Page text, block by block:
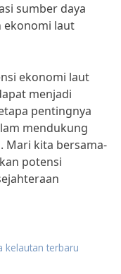
sumber daya
ekonomi laut
ekonomi laut
menjadi
pentingnya
mendukung
Mari kita bersama-
potensi
kelautan terbaru